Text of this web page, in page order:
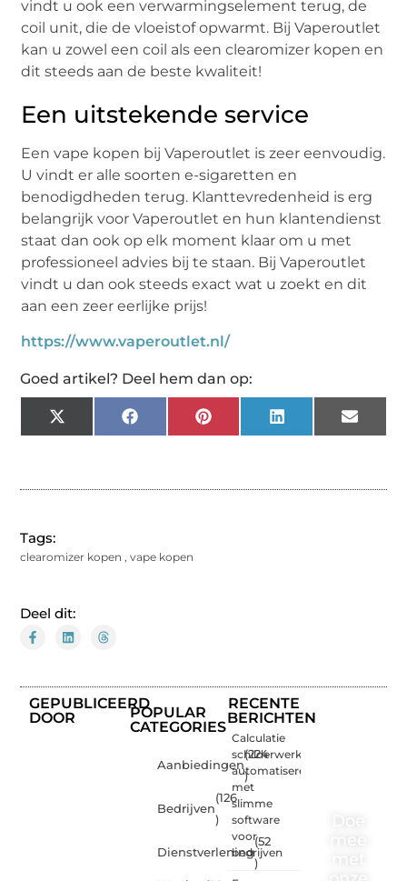
vindt u ook een verwarmingselement terug, de
coil unit, die de vloeistof opwarmt. Bij Vaperoutlet
kan u zowel een coil als een clearomizer kopen en
dit steeds aan de beste kwaliteit!
Een uitstekende service
Een vape kopen bij Vaperoutlet is zeer eenvoudig.
U vindt er alle soorten e-sigaretten en
benodigdheden terug. Klanttevredenheid is erg
belangrijk voor Vaperoutlet en hun klantendienst
staat dan ook op elk moment klaar om u met
professioneel advies bij te staan. Bij Vaperoutlet
vindt u dan ook steeds exact wat u zoekt en dit
aan een zeer eerlijke prijs!
https://www.vaperoutlet.nl/
Goed artikel? Deel hem dan op:
X
(Twitter)
Facebook Pinterest LinkedIn Email
Tags:
clearomizer kopen ,vape kopen
Deel dit:
GEPUBLICEERD
DOOR
POPULAR
CATEGORIES
Aanbiedingen
(224
)
Bedrijven
(126
)
Dienstverlening
(52
)
RECENTE
BERICHTEN
Calculatie
schilderwerk
automatiseren
met
slimme
software
voor
bedrijven